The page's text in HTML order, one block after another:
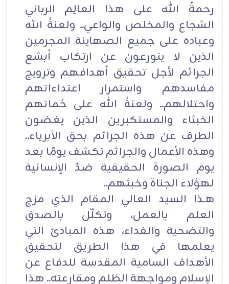
رحمةُ الله على هذا العالِم الرباني
الشجاع والمخلص والواعي.. ولعنةُ الله
وعباده على جميع الصهاينة المجرمين
الذين لا يتورعون عن ارتكاب أبشع
الجرائم لأجل تحقيق أهدافهم وترويج
مفاسدهم واستمرار اعتداءاتهم
واحتلالهم.. ولعنةُ الله على حُماتهم
الخبثاء والمستكبرين الذين يغضون
الطرف عن هذه الجرائم بحق الأبرياء..
وهذه الأعمال والجرائم تكشف يومًا بعد
يوم الصورة الحقيقية ضدّ الإنسانية
لهؤلاء الجناة وخبثهم..
هـذا السيد العالي المقام الذي مزج
العلم بالعمل، وتكلّل بالصدق
والتضحية والفداء، هذه المبادئ التي
يعلمها في هذا الطريق لتحقيق
الأهداف السامية المقدسة للدفاع عن
الإسلام ومواجهة الظلم ومقارعته.. هذا